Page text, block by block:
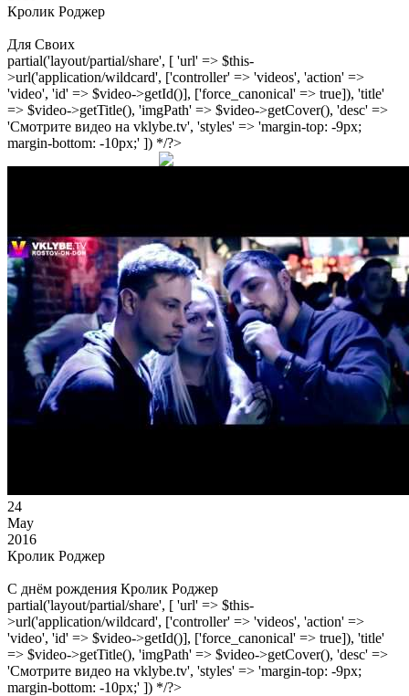
Кролик Роджер
Для Своих
partial('layout/partial/share', [ 'url' => $this-
>url('application/wildcard', ['controller' => 'videos', 'action' =>
'video', 'id' => $video->getId()], ['force_canonical' => true]), 'title'
=> $video->getTitle(), 'imgPath' => $video->getCover(), 'desc' =>
'Смотрите видео на vklybe.tv', 'styles' => 'margin-top: -9px;
margin-bottom: -10px;' ]) */?>
24
May
2016
Кролик Роджер
С днём рождения Кролик Роджер
partial('layout/partial/share', [ 'url' => $this-
>url('application/wildcard', ['controller' => 'videos', 'action' =>
'video', 'id' => $video->getId()], ['force_canonical' => true]), 'title'
=> $video->getTitle(), 'imgPath' => $video->getCover(), 'desc' =>
'Смотрите видео на vklybe.tv', 'styles' => 'margin-top: -9px;
margin-bottom: -10px;' ]) */?>